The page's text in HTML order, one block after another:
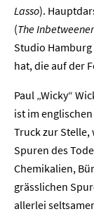
Lasso).
(The
Studio
hat, die auf der
Paul „Wicky“
ist im
Truck zur Stelle,
Spuren des
Chemikalien,
grässlichen
allerlei